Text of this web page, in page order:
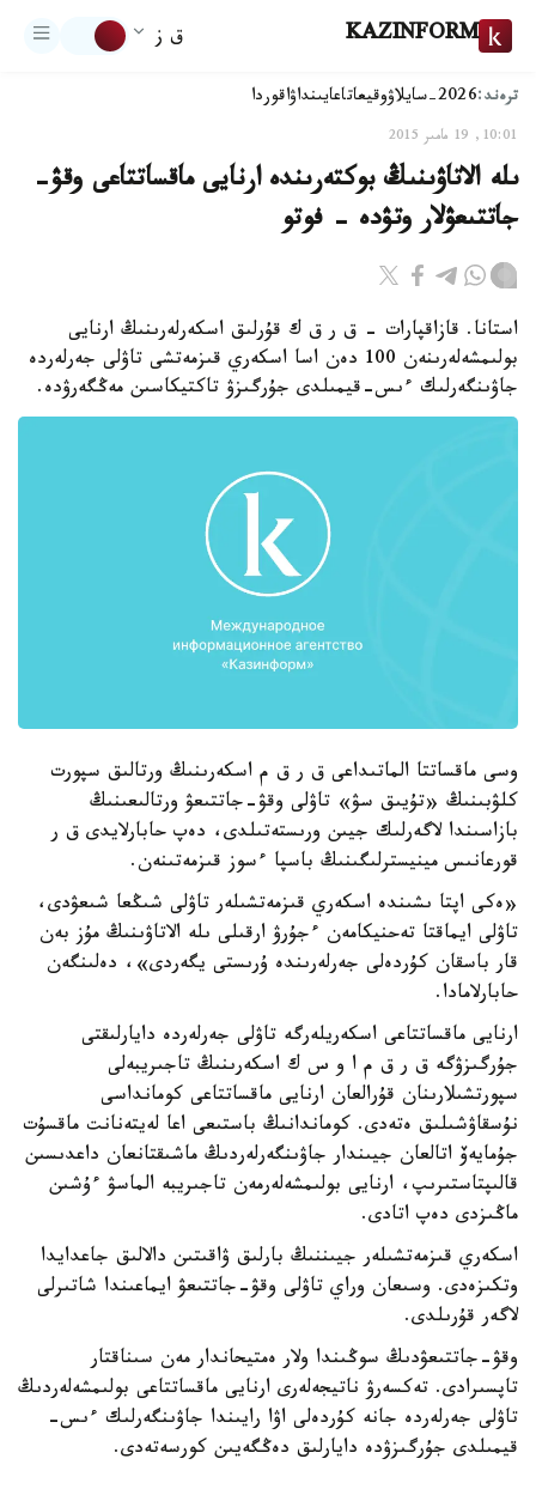
KAZINFORM ق ز
ترەند:2026-سايلاۋ وقيعاتاعايىنداۋاقوردا
10:01, 19 مامىر 2015
ىلە الاتاۋىنىڭ بوكتەرىندە ارنايى ماقساتتاعى وقۋ-
جاتتىعۋلار وتۋدە - فوتو
استانا. قازاقپارات - ق ر ق ك قۇرلىق اسكەرلەرىنىڭ ارنايى
بولىمشەلەرىنەن 100 دەن اسا اسكەري قىزمەتشى تاۋلى جەرلەردە
جاۋىنگەرلىك ءىس-قيمىلدى جۇرگىزۋ تاكتيكاسىن مەڭگەرۋدە.
وسى ماقساتتا الماتىداعى ق ر ق م اسكەرىنىڭ ورتالىق سپورت
كلۋبىنىڭ «تۇيىق سۋ» تاۋلى وقۋ-جاتتىعۋ ورتالىعىنىڭ
بازاسىندا لاگەرلىك جيىن ورىستەتىلدى، دەپ حابارلايدى ق ر
قورعانىس مينيسترلىگىنىڭ باسپا ءسوز قىزمەتىنەن.
«ەكى اپتا ىشىندە اسكەري قىزمەتشىلەر تاۋلى شىڭعا شىعۋدى،
تاۋلى ايماقتا تەحنيكامەن ءجۇرۋ ارقىلى ىلە الاتاۋىنىڭ مۇز بەن
قار باسقان كۇردەلى جەرلەرىندە ۇرىستى يگەردى»، دەلىنگەن
حابارلامادا.
ارنايى ماقساتتاعى اسكەريلەرگە تاۋلى جەرلەردە دايارلىقتى
جۇرگىزۋگە ق ر ق م ا و س ك اسكەرىنىڭ تاجىريبەلى
سپورتشىلارىنان قۇرالعان ارنايى ماقساتتاعى كومانداسى
نۇسقاۋشىلىق ەتەدى. كوماندانىڭ باستىعى اعا لەيتەنانت ماقسۇت
جۇمايەۆ اتالعان جيىندار جاۋىنگەرلەردىڭ ماشىقتانعان داعدىسىن
قالىپتاستىرىپ، ارنايى بولىمشەلەرمەن تاجىريبە الماسۋ ءۇشىن
ماڭىزدى دەپ اتادى.
اسكەري قىزمەتشىلەر جيىننىڭ بارلىق ۋاقىتىن دالالىق جاعدايدا
وتكىزەدى. وسىعان وراي تاۋلى وقۋ-جاتتىعۋ ايماعىندا شاتىرلى
لاگەر قۇرىلدى.
وقۋ-جاتتىعۋدىڭ سوڭىندا ولار ەمتيحاندار مەن سىناقتار
تاپسىرادى. تەكسەرۋ ناتيجەلەرى ارنايى ماقساتتاعى بولىمشەلەردىڭ
تاۋلى جەرلەردە جانە كۇردەلى اۋا رايىندا جاۋىنگەرلىك ءىس-
قيمىلدى جۇرگىزۋدە دايارلىق دەڭگەيىن كورسەتەدى.